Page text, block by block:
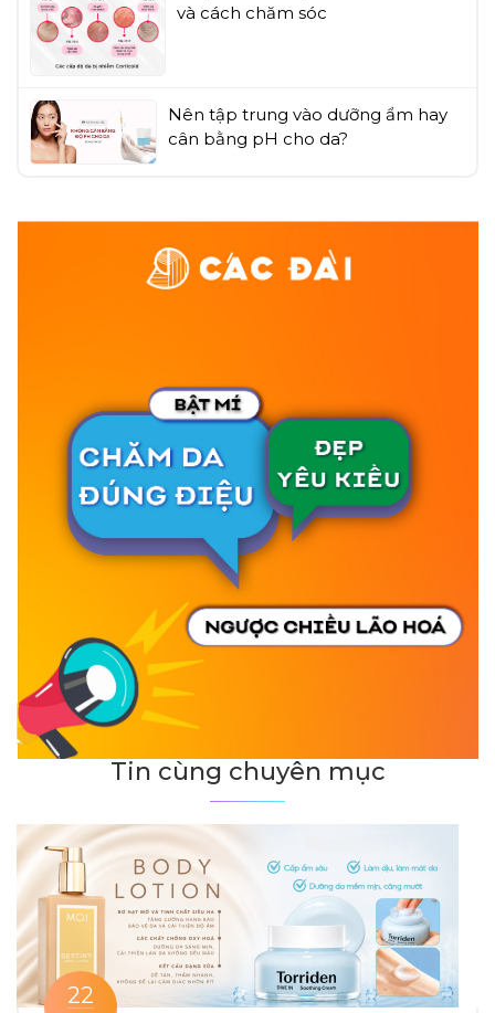
và cách chăm sóc
Nên tập trung vào dưỡng ẩm hay
cân bằng pH cho da?
Tin cùng chuyên mục
22